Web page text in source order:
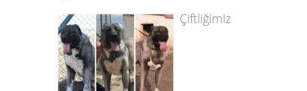
Çiftliğimiz